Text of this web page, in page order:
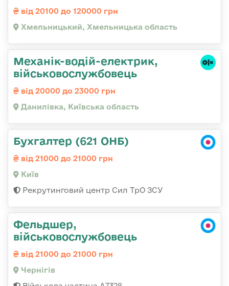
від 20100 до 120000 грн
Хмельницький, Хмельницька область
Механік-водій-електрик,
військовослужбовець
від 20000 до 23000 грн
Данилівка, Київська область
Бухгалтер (621 ОНБ)
від 21000 до 21000 грн
Київ
Рекрутинговий центр Сил ТрО ЗСУ
Фельдшер,
військовослужбовець
від 21000 до 21000 грн
Чернігів